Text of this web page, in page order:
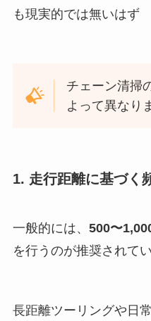
も現実的では無いはず
チェーン清掃
よって異なり
1. 走行距離に基づく
一般的には、 500〜
を行うのが推奨されて
長距離ツーリングや日